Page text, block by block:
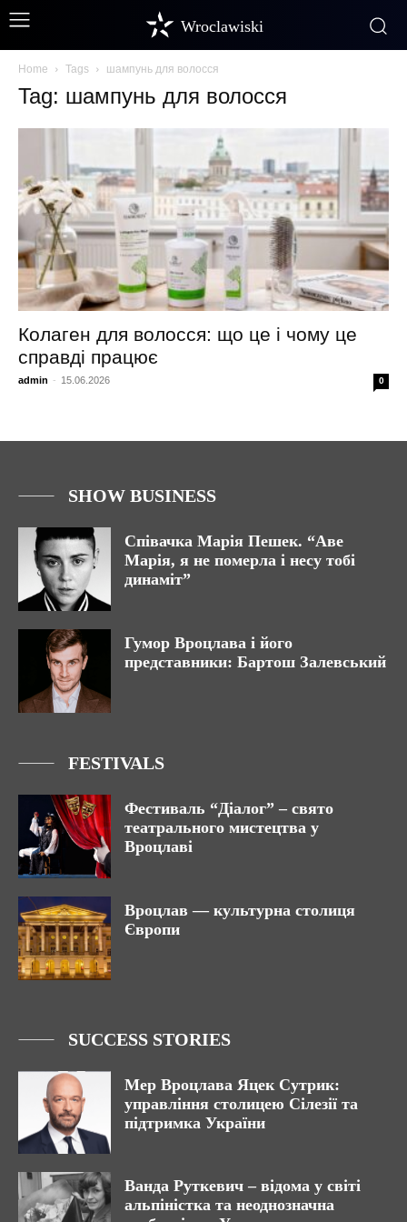
Wroclawiski
Home Tags шампунь для волосся
Tag: шампунь для волосся
Колаген для волосся: що це і чому це
справді працює
admin - 15.06.2026 0
SHOW BUSINESS
Співачка Марія Пешек. “Аве
Марія, я не померла і несу тобі
динаміт”
Гумор Вроцлава і його
представники: Бартош Залевський
FESTIVALS
Фестиваль “Діалог” – свято
театрального мистецтва у
Вроцлаві
Вроцлав — культурна столиця
Європи
SUCCESS STORIES
Мер Вроцлава Яцек Сутрик:
управління столицею Сілезії та
підтримка України
Ванда Руткевич – відома у світі
альпіністка та неоднозначна